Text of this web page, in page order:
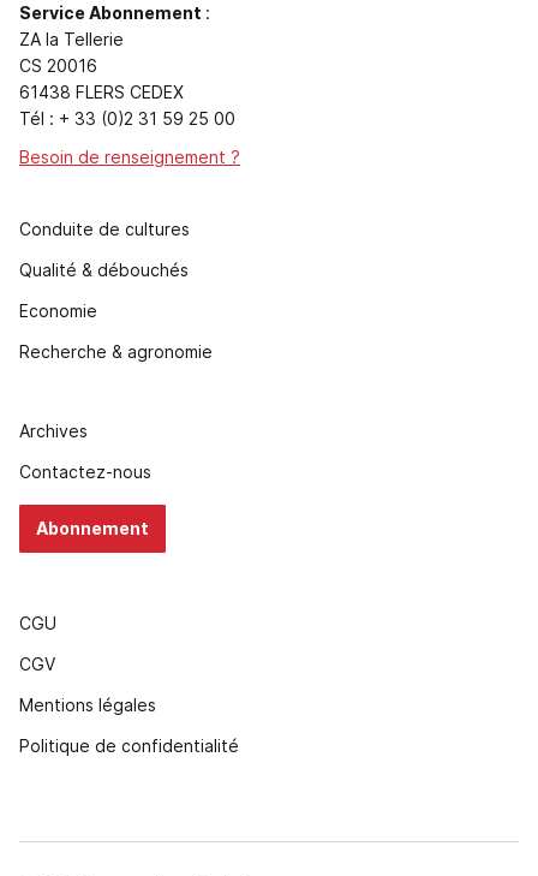
Service Abonnement :
ZA la Tellerie
CS 20016
61438 FLERS CEDEX
Tél : + 33 (0)2 31 59 25 00
Besoin de renseignement ?
Conduite de cultures
Qualité & débouchés
Economie
Recherche & agronomie
Archives
Contactez-nous
Abonnement
CGU
CGV
Mentions légales
Politique de confidentialité